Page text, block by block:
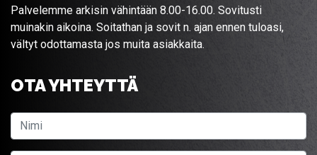
Palvelemme arkisin vähintään 8.00-16.00. Sovitusti
muinakin aikoina. Soitathan ja sovit n. ajan ennen tuloasi,
vältyt odottamasta jos muita asiakkaita.
OTA YHTEYTTÄ